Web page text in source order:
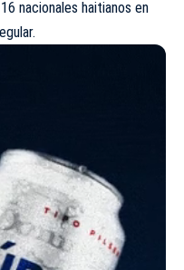
nacionales haitianos en